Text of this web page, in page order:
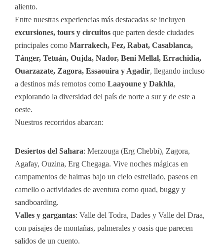
aliento.
Entre nuestras experiencias más destacadas se incluyen
excursiones, tours y circuitos que parten desde ciudades
principales como Marrakech, Fez, Rabat, Casablanca,
Tánger, Tetuán, Oujda, Nador, Beni Mellal, Errachidia,
Ouarzazate, Zagora, Essaouira y Agadir, llegando incluso
a destinos más remotos como Laayoune y Dakhla,
explorando la diversidad del país de norte a sur y de este a
oeste.
Nuestros recorridos abarcan:
Desiertos del Sahara: Merzouga (Erg Chebbi), Zagora,
Agafay, Ouzina, Erg Chegaga. Vive noches mágicas en
campamentos de haimas bajo un cielo estrellado, paseos en
camello o actividades de aventura como quad, buggy y
sandboarding.
Valles y gargantas: Valle del Todra, Dades y Valle del Draa,
con paisajes de montañas, palmerales y oasis que parecen
salidos de un cuento.